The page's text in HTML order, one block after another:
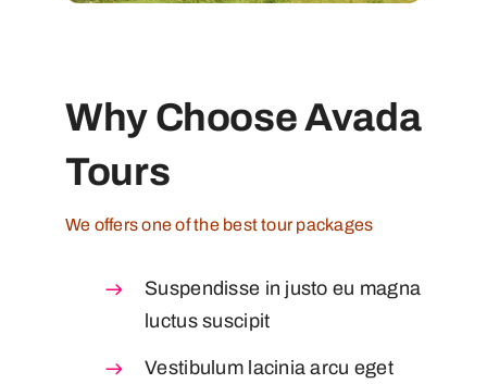
Why Choose Avada
Tours
We offers one of the best tour packages
Suspendisse in justo eu magna
luctus suscipit
Vestibulum lacinia arcu eget